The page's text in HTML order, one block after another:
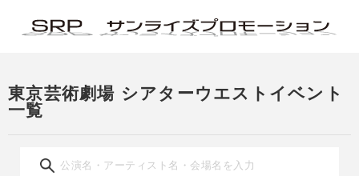
東京芸術劇場 シアターウエストイベント
一覧